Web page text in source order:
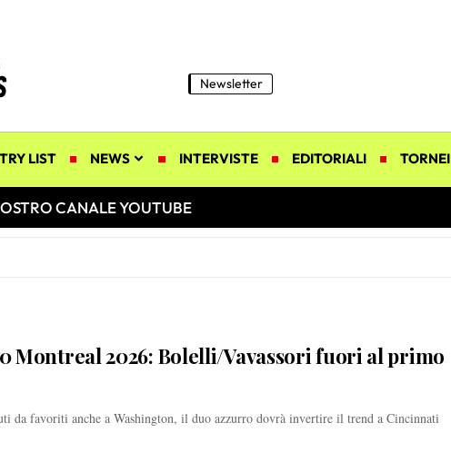
Newsletter
LIST NEWS INTERVISTE EDITORIALI TORNEI
CANALE YOUTUBE
Montreal 2026: Bolelli/Vavassori fuori al primo
da favoriti anche a Washington, il duo azzurro dovrà invertire il trend a Cincinnati